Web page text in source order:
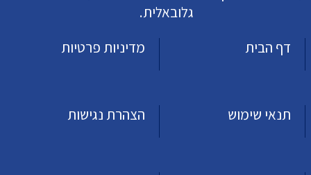
גלובאלית.
דף הבית
מדיניות פרטיות
תנאי שימוש הצהרת נגישות